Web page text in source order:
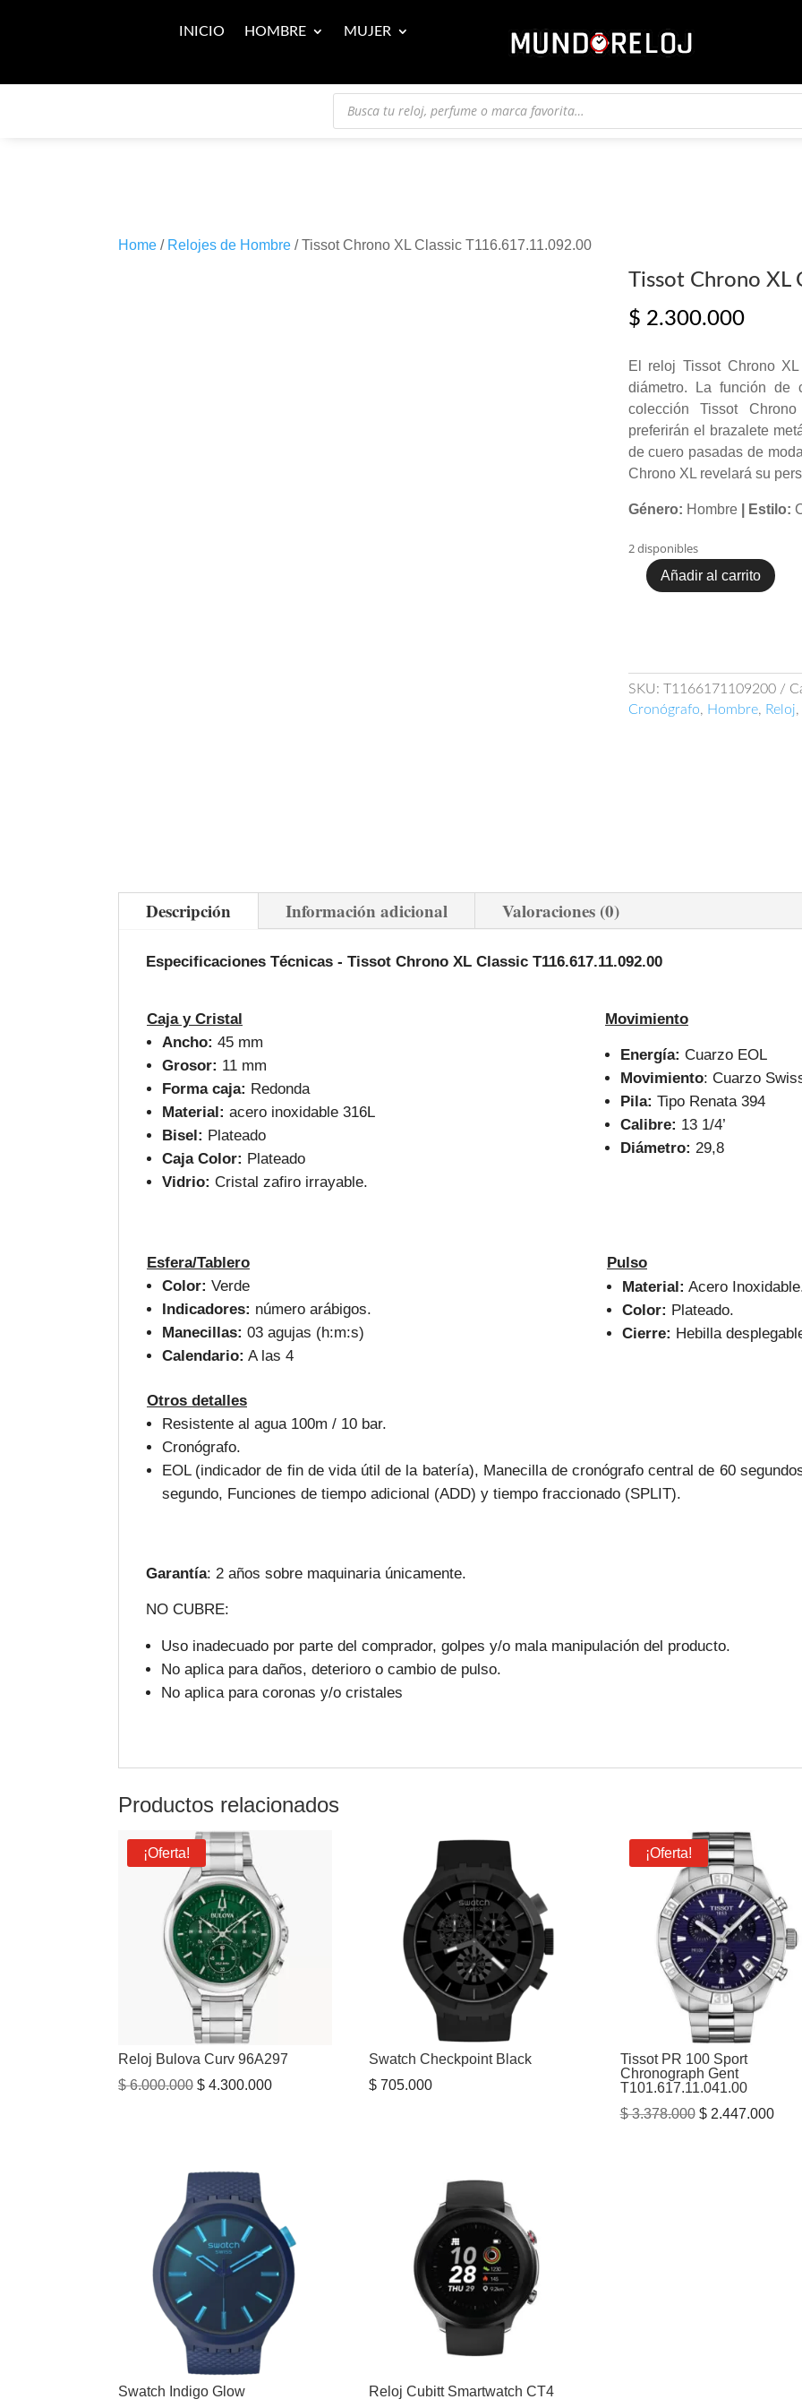
INICIO HOMBRE MUJER
Búsqueda
productos
Home / Relojes de Hombre / Tissot Chrono XL Classic T116.617.11.092.00
Tissot Chrono XL
$ 2.300.000
El reloj Tissot Chrono
diámetro. La función de
colección Tissot
preferirán el brazalete
de cuero pasadas de
Chrono XL revelará su
Género: Hombre| Estilo:
2 disponibles
Tissot
cantidad
Añadir al carrito
SKU: T1166171109200
Cronógrafo, Hombre, Reloj,
Descripción Información adicional Valoraciones (0)
Especificaciones Técnicas - Tissot Chrono XL Classic T116.617.11.092.00
Caja y Cristal
Movimiento
Ancho: 45 mm
Grosor: 11 mm
Forma caja: Redonda
Material: acero inoxidable 316L
Bisel: Plateado
Caja Color: Plateado
Vidrio: Cristal zafiro irrayable.
Energía: Cuarzo EOL
Movimiento: Cuarzo
Pila: Tipo Renata 394
Calibre: 13 1/4’
Diámetro: 29,8
Esfera/Tablero
Pulso
Color: Verde
Indicadores: número arábigos.
Manecillas: 03 agujas (h:m:s)
Calendario: A las 4
Material: Acero
Color: Plateado.
Cierre: Hebilla
Otros detalles
Resistente al agua 100m / 10 bar.
Cronógrafo.
EOL (indicador de fin de vida útil de la batería), Manecilla de cronógrafo central de 60
segundo, Funciones de tiempo adicional (ADD) y tiempo fraccionado (SPLIT).
Garantía: 2 años sobre maquinaria únicamente.
NO CUBRE:
Uso inadecuado por parte del comprador, golpes y/o mala manipulación del producto.
No aplica para daños, deterioro o cambio de pulso.
No aplica para coronas y/o cristales
Productos relacionados
¡Oferta!
Reloj Bulova Curv 96A297
$6.000.000 El
$ 6.000.000.
$ 4.300.000El
Swatch Checkpoint Black
$ 705.000
¡Oferta!
Tissot PR 100 Sport
Chronograph Gent
T101.617.11.041.00
$3.378.000 El
$2.447.000El
Swatch Indigo Glow Reloj Cubitt Smartwatch CT4